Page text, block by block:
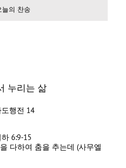
늘의 찬송
누리는 삶
행전 14
6:9-15
다하여 춤을 추는데 (사무엘